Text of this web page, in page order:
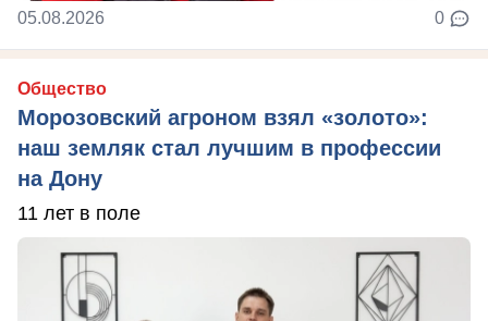
05.08.2026 0
Общество
Морозовский агроном взял «золото»:
наш земляк стал лучшим в профессии
на Дону
11 лет в поле